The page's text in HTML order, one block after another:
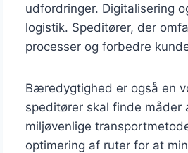
udfordringer. Digitalisering
logistik. Speditører, der
processer og forbedre
Bæredygtighed er også en
speditører skal finde måder
miljøvenlige
optimering af ruter for at